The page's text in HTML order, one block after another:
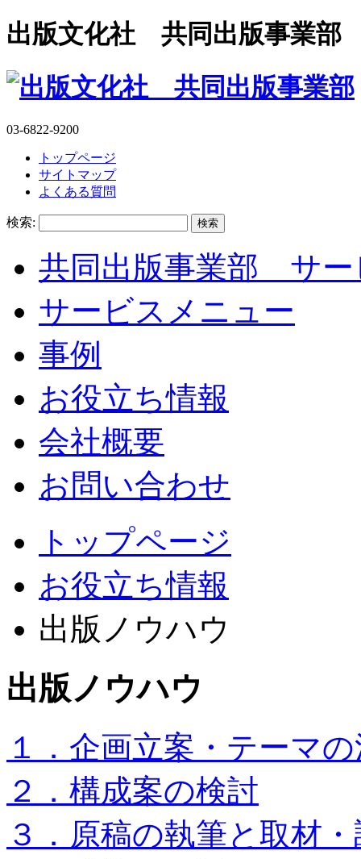
出版文化社 共同出版事業部
03-6822-9200
トップページ
サイトマップ
よくある質問
検索:
共同出版事業部 サー
サービスメニュー
事例
お役立ち情報
会社概要
お問い合わせ
トップページ
お役立ち情報
出版ノウハウ
出版ノウハウ
１．企画立案・テーマ
２．構成案の検討
３．原稿の執筆と取材